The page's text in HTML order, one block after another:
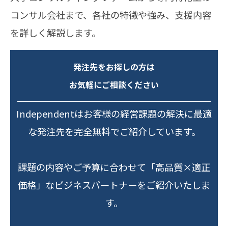
コンサル会社まで、各社の特徴や強み、支援内容
を詳しく解説します。
発注先をお探しの方は
お気軽にご相談ください
Independentはお客様の経営課題の解決に最適
な発注先を完全無料でご紹介しています。
課題の内容やご予算に合わせて「高品質×適正
価格」なビジネスパートナーをご紹介いたしま
す。